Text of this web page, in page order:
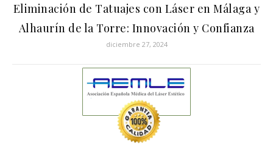
Eliminación de Tatuajes con Láser en Málaga y
Alhaurín de la Torre: Innovación y Confianza
diciembre 27, 2024